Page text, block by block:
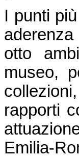
I punti
otto
museo,
rapporti
Emilia-